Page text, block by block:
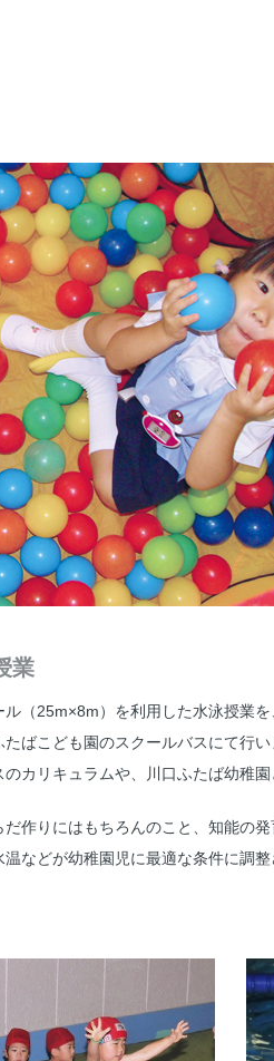
業
（25m×8m）を利用した水泳授業を
ばこども園のスクールバスにて行い
カリキュラムや、川口ふたば幼稚
作りにはもちろんのこと、知能の
などが幼稚園児に最適な条件に調